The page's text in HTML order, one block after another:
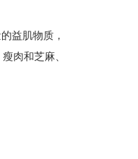
益肌物质，
肉和芝麻、